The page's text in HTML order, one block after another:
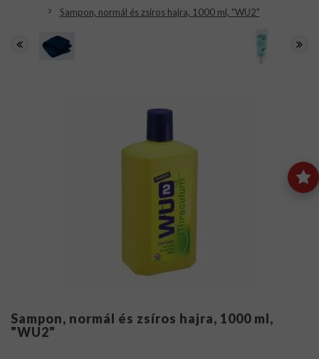
Sampon, normál és zsíros hajra, 1000 ml, "WU2"
Sampon, normál és zsíros hajra, 1000 ml,
"WU2"